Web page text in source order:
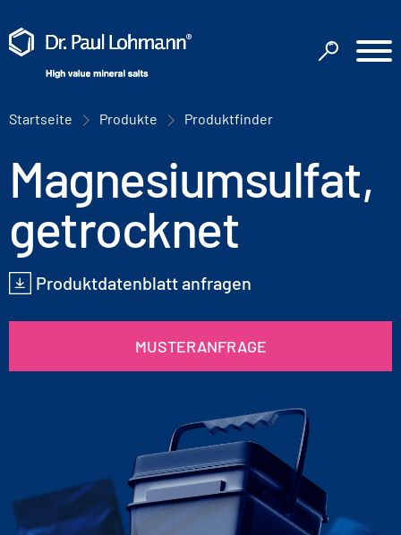
Startseite Produkte Produktfinder
Magnesiumsulfat,
getrocknet
Produktdatenblatt anfragen
MUSTERANFRAGE